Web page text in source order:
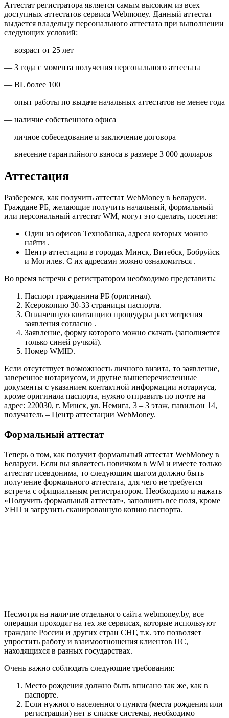
Аттестат регистратора является самым высоким из всех
доступных аттестатов сервиса Webmoney. Данный аттестат
выдается владельцу персонального аттестата при выполнении
следующих условий:
— возраст от 25 лет
— 3 года с момента получения персонального аттестата
— BL более 100
— опыт работы по выдаче начальных аттестатов не менее года
— наличие собственного офиса
— личное собеседование и заключение договора
— внесение гарантийного взноса в размере 3 000 долларов
Аттестация
Разберемся, как получить аттестат WebMoney в Беларуси.
Граждане РБ, желающие получить начальный, формальный
или персональный аттестат WM, могут это сделать, посетив:
Один из офисов Технобанка, адреса которых можно
найти .
Центр аттестации в городах Минск, Витебск, Бобруйск
и Могилев. С их адресами можно ознакомиться .
Во время встречи с регистратором необходимо представить:
Паспорт гражданина РБ (оригинал).
Ксерокопию 30-33 страницы паспорта.
Оплаченную квитанцию процедуры рассмотрения
заявления согласно .
Заявление, форму которого можно скачать (заполняется
только синей ручкой).
Номер WMID.
Если отсутствует возможность личного визита, то заявление,
заверенное нотариусом, и другие вышеперечисленные
документы с указанием контактной информации нотариуса,
кроме оригинала паспорта, нужно отправить по почте на
адрес: 220030, г. Минск, ул. Немига, 3 – 3 этаж, павильон 14,
получатель – Центр аттестации WebMoney.
Формальный аттестат
Теперь о том, как получит формальный аттестат WebMoney в
Беларуси. Если вы являетесь новичком в WM и имеете только
аттестат псевдонима, то следующим шагом должно быть
получение формального аттестата, для чего не требуется
встреча с официальным регистратором. Необходимо и нажать
«Получить формальный аттестат», заполнить все поля, кроме
УНП и загрузить сканированную копию паспорта.
Несмотря на наличие отдельного сайта webmoney.by, все
операции проходят на тех же сервисах, которые используют
граждане России и других стран СНГ, т.к. это позволяет
упростить работу и взаимоотношения клиентов ПС,
находящихся в разных государствах.
Очень важно соблюдать следующие требования:
Место рождения должно быть вписано так же, как в
паспорте.
Если нужного населенного пункта (места рождения или
регистрации) нет в списке системы, необходимо